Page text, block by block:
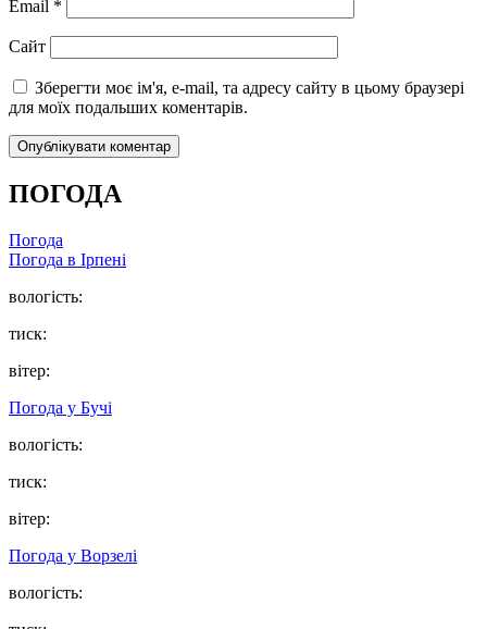
Email *
Сайт
Зберегти моє ім'я, e-mail, та адресу сайту в цьому браузері
для моїх подальших коментарів.
ПОГОДА
Погода
Погода в Ірпені
вологість:
тиск:
вітер:
Погода у Бучі
вологість:
тиск:
вітер:
Погода у Ворзелі
вологість: